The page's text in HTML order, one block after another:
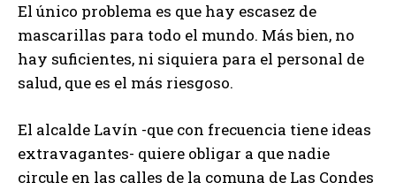
El único problema es que hay escasez de
mascarillas para todo el mundo. Más bien, no
hay suficientes, ni siquiera para el personal de
salud, que es el más riesgoso.
El alcalde Lavín -que con frecuencia tiene ideas
extravagantes- quiere obligar a que nadie
circule en las calles de la comuna de Las Condes